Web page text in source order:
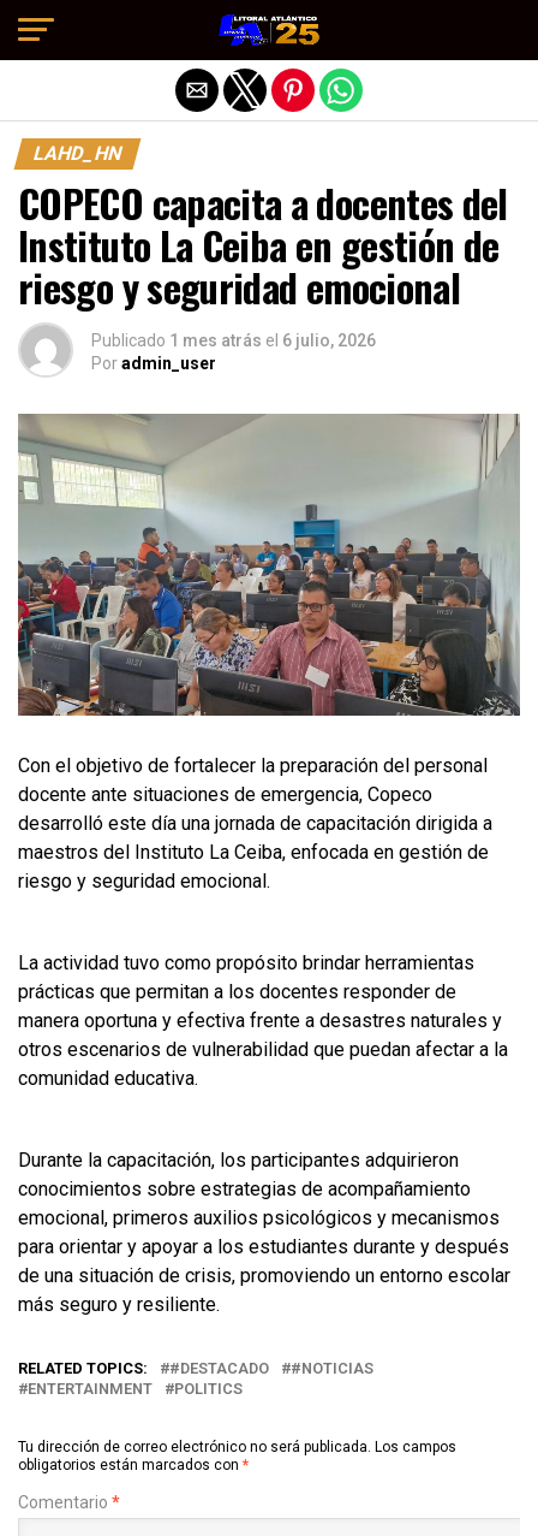
LAHD_HN
COPECO capacita a docentes del
Instituto La Ceiba en gestión de
riesgo y seguridad emocional
Publicado 1 mes atrás el 6 julio, 2026
Poradmin_user
Con el objetivo de fortalecer la preparación del personal
docente ante situaciones de emergencia, Copeco
desarrolló este día una jornada de capacitación dirigida a
maestros del Instituto La Ceiba, enfocada en gestión de
riesgo y seguridad emocional.
La actividad tuvo como propósito brindar herramientas
prácticas que permitan a los docentes responder de
manera oportuna y efectiva frente a desastres naturales y
otros escenarios de vulnerabilidad que puedan afectar a la
comunidad educativa.
Durante la capacitación, los participantes adquirieron
conocimientos sobre estrategias de acompañamiento
emocional, primeros auxilios psicológicos y mecanismos
para orientar y apoyar a los estudiantes durante y después
de una situación de crisis, promoviendo un entorno escolar
más seguro y resiliente.
RELATED TOPICS: #DESTACADO
#NOTICIAS
ENTERTAINMENT
POLITICS
Tu dirección de correo electrónico no será publicada. Los campos
obligatorios están marcados con *
Comentario *
Salir de la versión móvil